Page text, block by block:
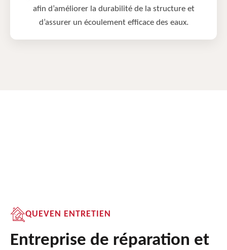
afin d’améliorer la durabilité de la structure et
d’assurer un écoulement efficace des eaux.
QUEVEN ENTRETIEN
Entreprise de réparation et